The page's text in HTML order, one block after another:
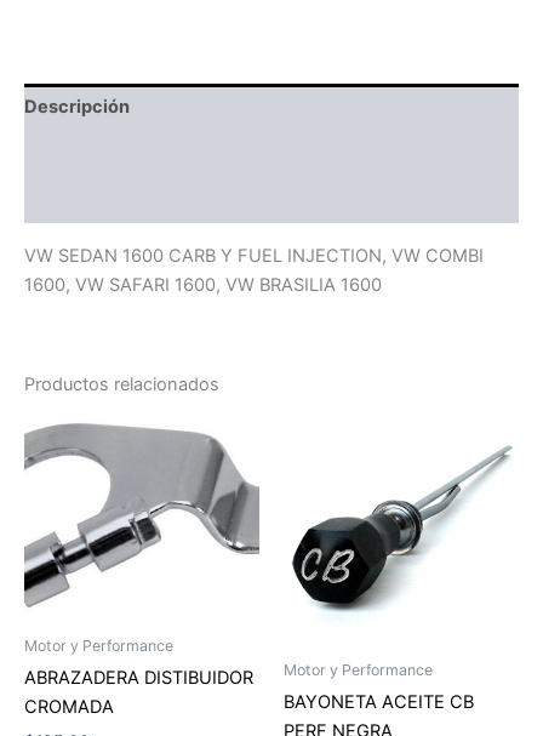
Descripción
VW SEDAN 1600 CARB Y FUEL INJECTION, VW COMBI
1600, VW SAFARI 1600, VW BRASILIA 1600
Productos relacionados
Motor y Performance
ABRAZADERA DISTIBUIDOR
CROMADA
Motor y Performance
BAYONETA ACEITE CB